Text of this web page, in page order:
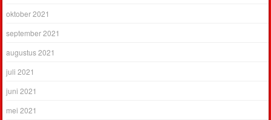
oktober 2021
september 2021
augustus 2021
juli 2021
juni 2021
mei 2021